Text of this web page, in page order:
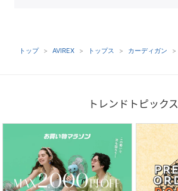
トップ AVIREX トップス カーディガン
トレンドトピックス